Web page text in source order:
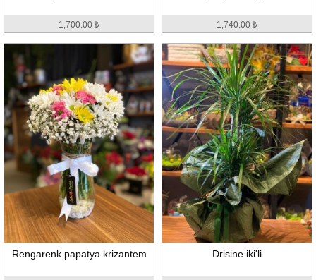
1,700.00 ₺ 1,740.00 ₺
Rengarenk papatya krizantem Drisine iki'li